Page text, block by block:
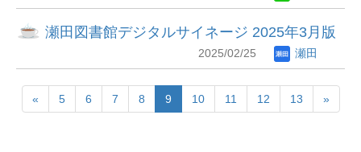
瀬田図書館デジタルサイネージ 2025年3月版
2025/02/25 瀬田
« 5 6 7 8 9 10 11 12 13 »